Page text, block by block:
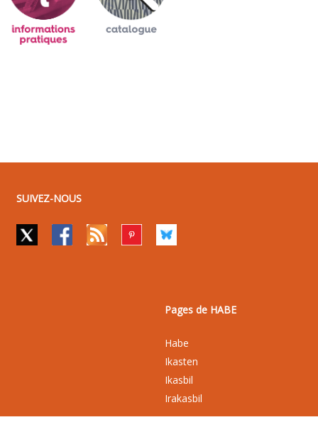
SUIVEZ-NOUS
Pages de HABE
Habe
Ikasten
Ikasbil
Irakasbil